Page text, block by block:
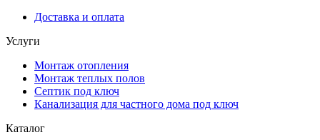
Доставка и оплата
Услуги
Монтаж отопления
Монтаж теплых полов
Септик под ключ
Канализация для частного дома под ключ
Каталог